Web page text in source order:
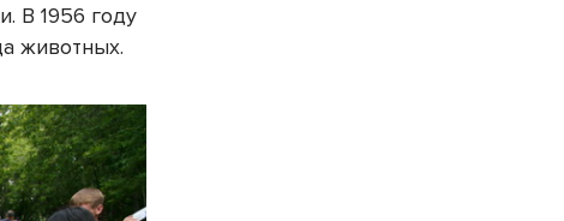
В 1956 году
животных.